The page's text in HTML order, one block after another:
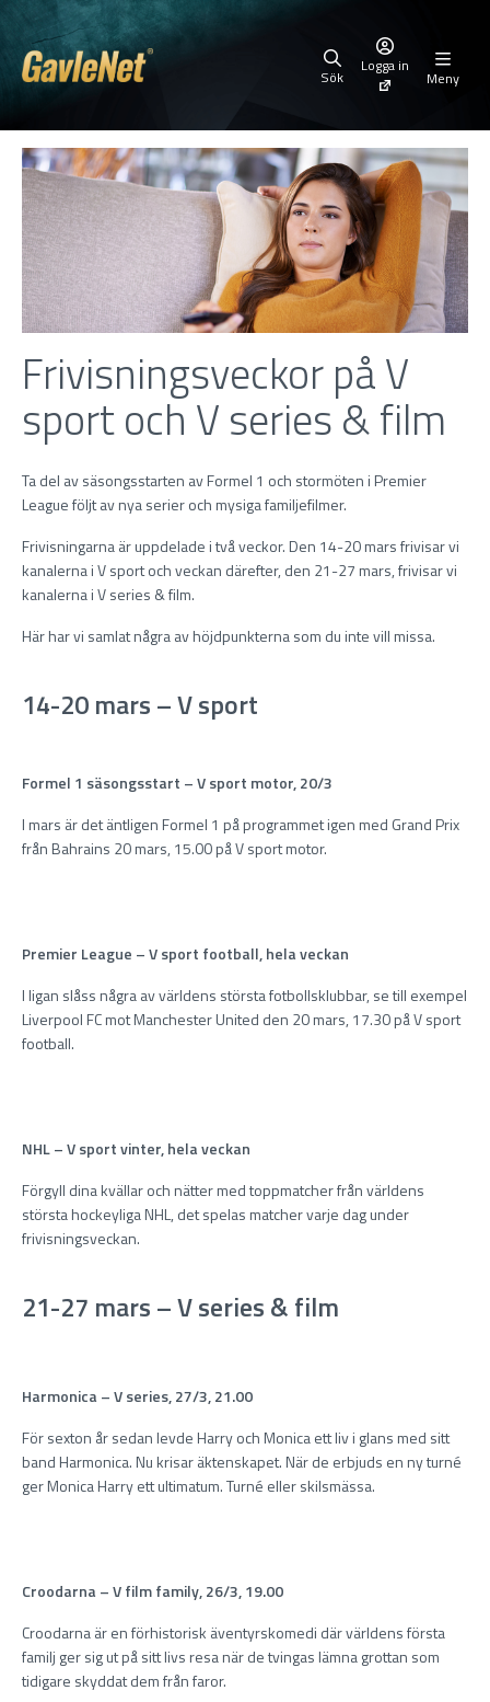
Sök
Logga in
Meny
Frivisningsveckor på V
sport och V series & film
Ta del av säsongsstarten av Formel 1 och stormöten i Premier
League följt av nya serier och mysiga familjefilmer.
Frivisningarna är uppdelade i två veckor. Den 14-20 mars frivisar vi
kanalerna i V sport och veckan därefter, den 21-27 mars, frivisar vi
kanalerna i V series & film.
Här har vi samlat några av höjdpunkterna som du inte vill missa.
14-20 mars – V sport
Formel 1 säsongsstart – V sport motor, 20/3
I mars är det äntligen Formel 1 på programmet igen med Grand Prix
från Bahrains 20 mars, 15.00 på V sport motor.
Premier League – V sport football, hela veckan
I ligan slåss några av världens största fotbollsklubbar, se till exempel
Liverpool FC mot Manchester United den 20 mars, 17.30 på V sport
football.
NHL – V sport vinter, hela veckan
Förgyll dina kvällar och nätter med toppmatcher från världens
största hockeyliga NHL, det spelas matcher varje dag under
frivisningsveckan.
21-27 mars – V series & film
Harmonica – V series, 27/3, 21.00
För sexton år sedan levde Harry och Monica ett liv i glans med sitt
band Harmonica. Nu krisar äktenskapet. När de erbjuds en ny turné
ger Monica Harry ett ultimatum. Turné eller skilsmässa.
Croodarna – V film family, 26/3, 19.00
Croodarna är en förhistorisk äventyrskomedi där världens första
familj ger sig ut på sitt livs resa när de tvingas lämna grottan som
tidigare skyddat dem från faror.